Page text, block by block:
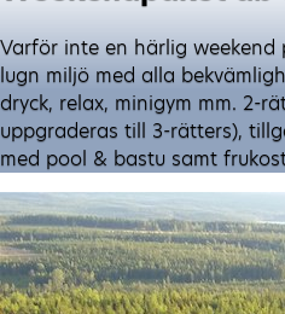
Varför inte en härlig weekend
lugn miljö med alla
dryck, relax, minigym mm. 2-
uppgraderas till 3-rätters),
med pool & bastu samt